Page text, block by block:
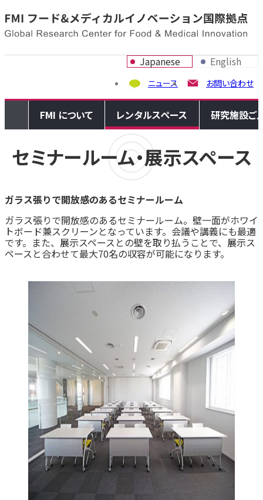
Japanese English
ニュース お問い合わせ
FMI について レンタルスペース 研究施設ご
セミナールーム・展示スペース
ガラス張りで開放感のあるセミナールーム
ガラス張りで開放感のあるセミナールーム。壁一面がホワイ
トボード兼スクリーンとなっています。会議や講義にも最適
です。また、展示スペースとの壁を取り払うことで、展示ス
ペースと合わせて最大70名の収容が可能になります。